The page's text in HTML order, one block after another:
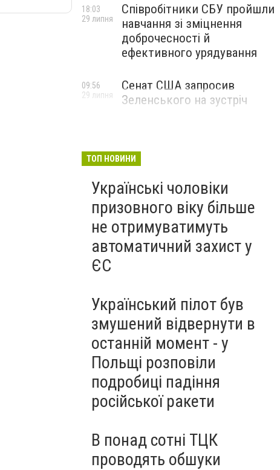
Співробітники СБУ пройшли
навчання зі зміцнення
доброчесності й
ефективного урядування
18:03
29 липня
Сенат США запросив
Зеленського на зустріч
09:56
29 липня
ТОП НОВИНИ
Українські чоловіки
призовного віку більше
не отримуватимуть
автоматичний захист у
ЄС
Український пілот був
змушений відвернути в
останній момент - у
Польщі розповіли
подробиці падіння
російської ракети
В понад сотні ТЦК
проводять обшуки